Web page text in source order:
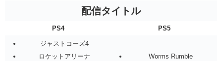
配信タイトル
PS4 PS5
ジャストコーズ4
ロケットアリーナ
Worms Rumble